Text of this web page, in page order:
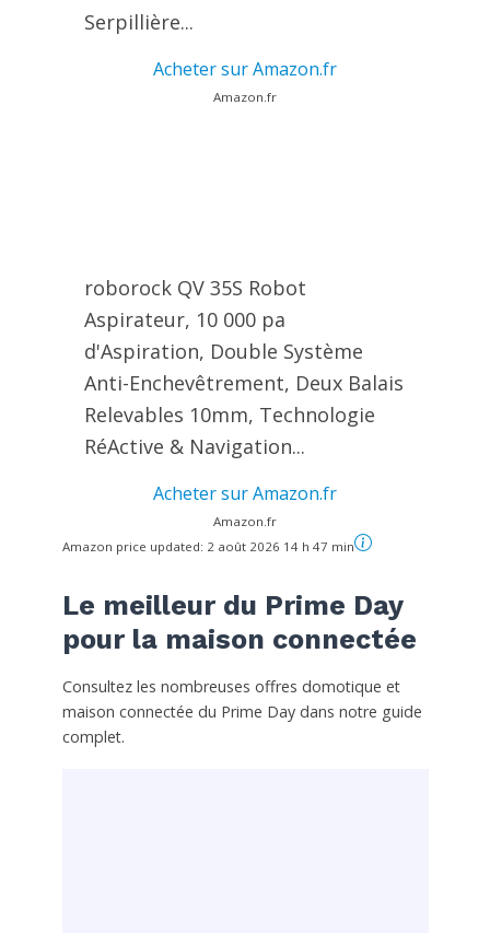
Serpillière...
Acheter sur Amazon.fr
Amazon.fr
roborock QV 35S Robot
Aspirateur, 10 000 pa
d'Aspiration, Double Système
Anti-Enchevêtrement, Deux Balais
Relevables 10mm, Technologie
RéActive & Navigation...
Acheter sur Amazon.fr
Amazon.fr
Amazon price updated: 2 août 2026 14 h 47 min
Le meilleur du Prime Day
pour la maison connectée
Consultez les nombreuses offres domotique et
maison connectée du Prime Day dans notre guide
complet.